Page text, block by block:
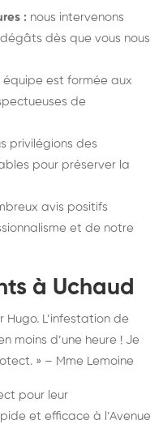
: nous intervenons
dès que vous nous
équipe est formée aux
de
privilégions des
pour préserver la
avis positifs
et de notre
à Uchaud
Hugo. L’infestation de
moins d’une heure ! Je
» – Mme Lemoine
pour leur
et efficace à l’Avenue